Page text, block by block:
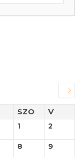
SZO V
1 2
8 9